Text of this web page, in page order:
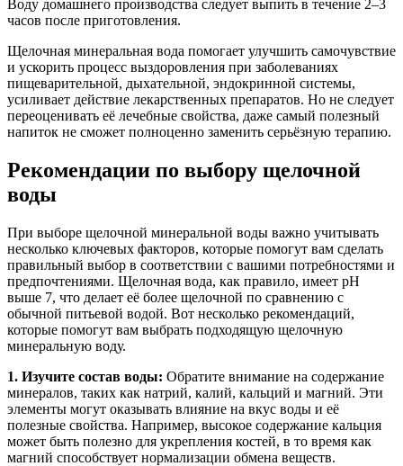
Воду домашнего производства следует выпить в течение 2–3
часов после приготовления.
Щелочная минеральная вода помогает улучшить самочувствие
и ускорить процесс выздоровления при заболеваниях
пищеварительной, дыхательной, эндокринной системы,
усиливает действие лекарственных препаратов. Но не следует
переоценивать её лечебные свойства, даже самый полезный
напиток не сможет полноценно заменить серьёзную терапию.
Рекомендации по выбору щелочной
воды
При выборе щелочной минеральной воды важно учитывать
несколько ключевых факторов, которые помогут вам сделать
правильный выбор в соответствии с вашими потребностями и
предпочтениями. Щелочная вода, как правило, имеет pH
выше 7, что делает её более щелочной по сравнению с
обычной питьевой водой. Вот несколько рекомендаций,
которые помогут вам выбрать подходящую щелочную
минеральную воду.
1. Изучите состав воды: Обратите внимание на содержание
минералов, таких как натрий, калий, кальций и магний. Эти
элементы могут оказывать влияние на вкус воды и её
полезные свойства. Например, высокое содержание кальция
может быть полезно для укрепления костей, в то время как
магний способствует нормализации обмена веществ.